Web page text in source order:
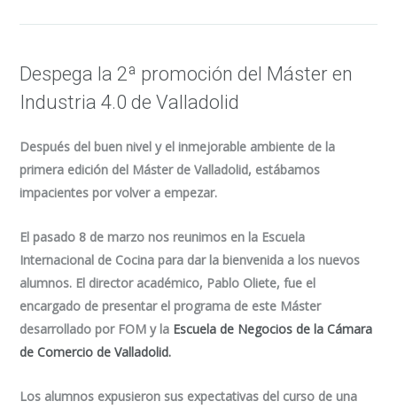
Despega la 2ª promoción del Máster en
Industria 4.0 de Valladolid
Después del buen nivel y el inmejorable ambiente de la
primera edición del Máster de Valladolid, estábamos
impacientes por volver a empezar.
El pasado 8 de marzo nos reunimos en la Escuela
Internacional de Cocina para dar la bienvenida a los nuevos
alumnos. El director académico, Pablo Oliete, fue el
encargado de presentar el programa de este Máster
desarrollado por FOM y la Escuela de Negocios de la Cámara
de Comercio de Valladolid.
Los alumnos expusieron sus expectativas del curso de una